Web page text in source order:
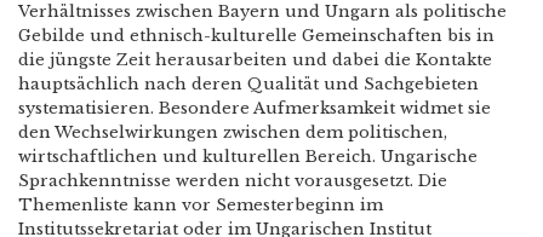
Verhältnisses zwischen Bayern und Ungarn als politische
Gebilde und ethnisch-kulturelle Gemeinschaften bis in
die jüngste Zeit herausarbeiten und dabei die Kontakte
hauptsächlich nach deren Qualität und Sachgebieten
systematisieren. Besondere Aufmerksamkeit widmet sie
den Wechselwirkungen zwischen dem politischen,
wirtschaftlichen und kulturellen Bereich. Ungarische
Sprachkenntnisse werden nicht vorausgesetzt. Die
Themenliste kann vor Semesterbeginn im
Institutssekretariat oder im Ungarischen Institut